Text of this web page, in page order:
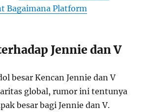
Bagaimana Platform
Jennie dan V
besar Kencan Jennie dan V
global, rumor ini tentunya
besar bagi Jennie dan V.